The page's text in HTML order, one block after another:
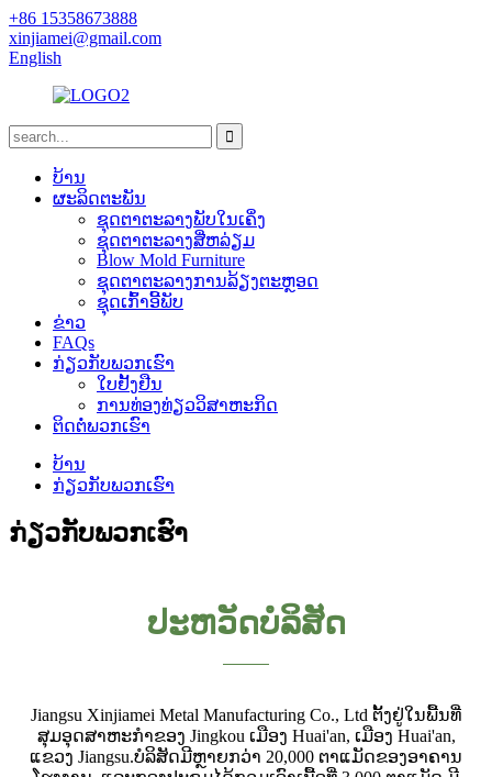
+86 15358673888
xinjiamei@gmail.com
English
ບ້ານ
ຜະລິດຕະພັນ
ຊຸດຕາຕະລາງພັບໃນເຄິ່ງ
ຊຸດຕາຕະລາງສີ່ຫລ່ຽມ
Blow Mold Furniture
ຊຸດຕາຕະລາງການລ້ຽງຕະຫຼອດ
ຊຸດເກົ້າອີ້ພັບ
ຂ່າວ
FAQs
ກ່ຽວ​ກັບ​ພວກ​ເຮົາ
ໃບຢັ້ງຢືນ
ການທ່ອງທ່ຽວວິສາຫະກິດ
ຕິດ​ຕໍ່​ພວກ​ເຮົາ
ບ້ານ
ກ່ຽວ​ກັບ​ພວກ​ເຮົາ
ກ່ຽວ​ກັບ​ພວກ​ເຮົາ
ປະ​ຫວັດ​ບໍ​ລິ​ສັດ
Jiangsu Xinjiamei Metal Manufacturing Co., Ltd ຕັ້ງ​ຢູ່​ໃນ​ພື້ນ​ທີ່​
ສຸມ​ອຸດ​ສາ​ຫະ​ກໍາ​ຂອງ Jingkou ເມືອງ Huai'an​, ເມືອງ Huai'an​,
ແຂວງ Jiangsu​.ບໍລິສັດມີຫຼາຍກວ່າ 20,000 ຕາແມັດຂອງອາຄານ